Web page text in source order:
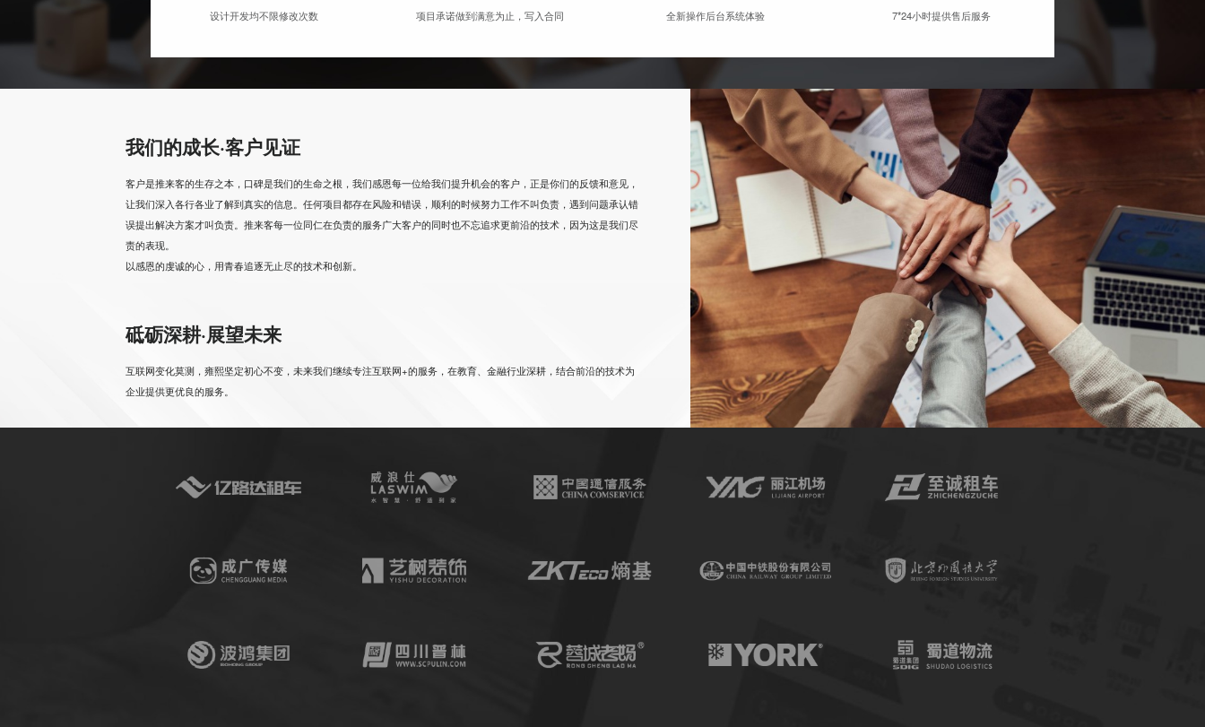
设计开发均不限修改次数 项目承诺做到满意为止，写入合同 全新操作后台系统体验 7*24小时提供售后服务
我们的成长·客户见证
客户是推来客的生存之本，口碑是我们的生命之根，我们感恩每一位给我们提升机会的客户，正是你们的反馈和意见，
让我们深入各行各业了解到真实的信息。任何项目都存在风险和错误，顺利的时候努力工作不叫负责，遇到问题承认错
误提出解决方案才叫负责。推来客每一位同仁在负责的服务广大客户的同时也不忘追求更前沿的技术，因为这是我们尽
责的表现。
以感恩的虔诚的心，用青春追逐无止尽的技术和创新。
砥砺深耕·展望未来
互联网变化莫测，雍熙坚定初心不变，未来我们继续专注互联网+的服务，在教育、金融行业深耕，结合前沿的技术为
企业提供更优良的服务。